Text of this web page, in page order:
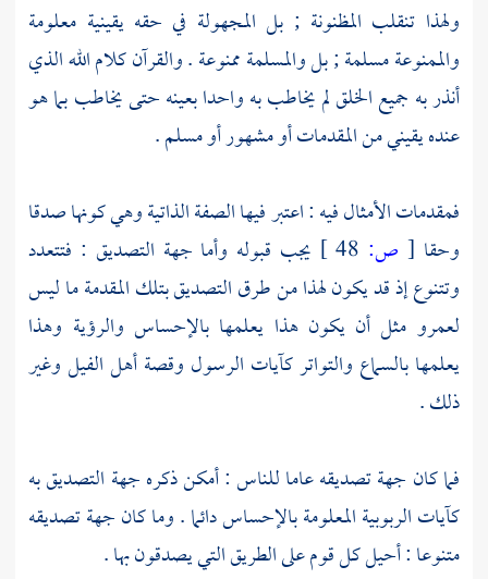
ولهذا تنقلب المظنونة ; بل المجهولة في حقه يقينية معلومة
والممنوعة مسلمة ; بل والمسلمة ممنوعة . والقرآن كلام الله الذي
أنذر به جميع الخلق لم يخاطب به واحدا بعينه حتى يخاطب بما هو
عنده يقيني من المقدمات أو مشهور أو مسلم .
فمقدمات الأمثال فيه : اعتبر فيها الصفة الذاتية وهي كونها صدقا
وحقا [ ص:
يجب قبوله وأما جهة التصديق : فتتعدد
وتتنوع إذ قد يكون لهذا من طرق التصديق بتلك المقدمة ما ليس
لعمرو مثل أن يكون هذا يعلمها بالإحساس والرؤية وهذا
يعلمها بالسماع والتواتر كآيات الرسول وقصةأهل الفيلوغير
ذلك .
فما كان جهة تصديقه عاما للناس : أمكن ذكره جهة التصديق به
كآيات الربوبية المعلومة بالإحساس دائما . وما كان جهة تصديقه
متنوعا : أحيل كل قوم على الطريق التي يصدقون بها .